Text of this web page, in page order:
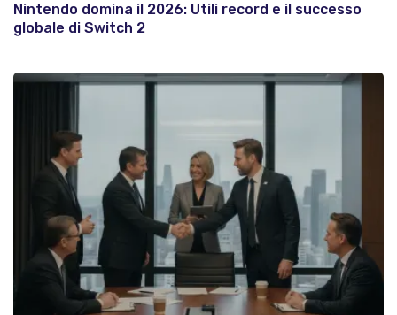
Nintendo domina il 2026: Utili record e il successo
globale di Switch 2